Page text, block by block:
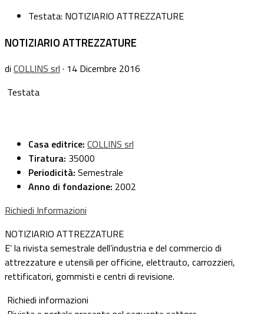
Testata: NOTIZIARIO ATTREZZATURE
NOTIZIARIO ATTREZZATURE
di COLLINS srl · 14 Dicembre 2016
Testata
Casa editrice: COLLINS srl
Tiratura: 35000
Periodicità: Semestrale
Anno di fondazione: 2002
Richiedi Informazioni
NOTIZIARIO ATTREZZATURE
E’ la rivista semestrale dell’industria e del commercio di
attrezzature e utensili per officine, elettrauto, carrozzieri,
rettificatori, gommisti e centri di revisione.
Richiedi informazioni